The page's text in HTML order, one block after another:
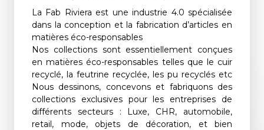
La Fab Riviera est une industrie 4.0 spécialisée
dans la conception et la fabrication d’articles en
matières éco-responsables
Nos collections sont essentiellement conçues
en matières éco-responsables telles que le cuir
recyclé, la feutrine recyclée, les pu recyclés etc
Nous dessinons, concevons et fabriquons des
collections exclusives pour les entreprises de
différents secteurs : Luxe, CHR, automobile,
retail, mode, objets de décoration, et bien